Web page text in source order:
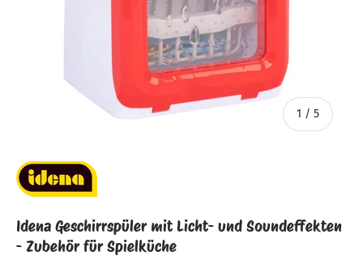
1 / von
5
Idena Geschirrspüler mit Licht- und Soundeffekten
- Zubehör für Spielküche